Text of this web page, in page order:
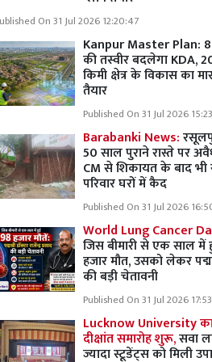
On 31 Jul 2026 12:20:47
Kanpur Master Plan:
की तस्वीर बदलेगा KDA,
किमी क्षेत्र के विकास का
तैयार
Published On 31 Jul 2026
Barabanki News:
50 साल पुराने रास्ते पर
CM से शिकायत के बाद भी
परिवार घरों में कैद
Published On 31 Jul 2026
World Lung Cancer
जिस बीमारी से एक साल में
हजार मौत, उसको लेकर
की बड़ी चेतावनी
Published On 31 Jul 2026
Lucknow University
दीक्षांत समारोह शुरू,सवा
ज्यादा स्टूडेंट्स को मिली